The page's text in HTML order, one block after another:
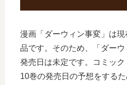
漫画「ダーウィン事変」は
品です。そのため、「ダー
発売日は未定です。コミック
10巻の発売日の予想をする